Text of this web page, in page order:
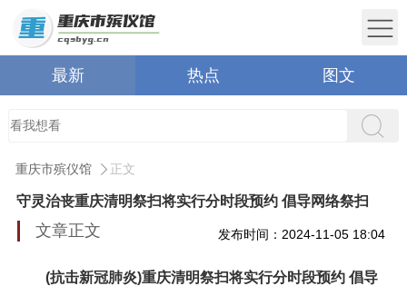
最新 热点 图文
重庆市殡仪馆 正文
守灵治丧重庆清明祭扫将实行分时段预约 倡导网络祭扫
文章正文 发布时间：2024-11-05 18:04
(抗击新冠肺炎)重庆清明祭扫将实行分时段预约 倡导